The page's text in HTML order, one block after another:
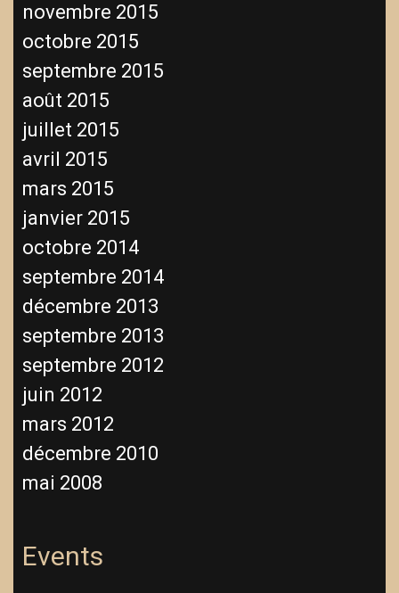
novembre 2015
octobre 2015
septembre 2015
août 2015
juillet 2015
avril 2015
mars 2015
janvier 2015
octobre 2014
septembre 2014
décembre 2013
septembre 2013
septembre 2012
juin 2012
mars 2012
décembre 2010
mai 2008
Events